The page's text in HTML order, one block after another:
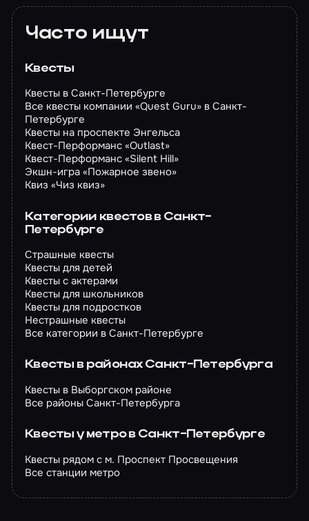
Часто ищут
Квесты
Квесты в Санкт-Петербурге
Все квесты компании «Quest Guru» в Санкт-
Петербурге
Квесты на проспекте Энгельса
Квест-Перформанс «Outlast»
Квест-Перформанс «Silent Hill»
Экшн-игра «Пожарное звено»
Квиз «Чиз квиз»
Категории квестов в Санкт-
Петербурге
Страшные квесты
Квесты для детей
Квесты с актерами
Квесты для школьников
Квесты для подростков
Нестрашные квесты
Все категории в Санкт-Петербурге
Квесты в районах Санкт-Петербурга
Квесты в Выборгском районе
Все районы Санкт-Петербурга
Квесты у метро в Санкт-Петербурге
Квесты рядом с м. Проспект Просвещения
Все станции метро